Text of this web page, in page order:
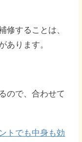
修することは、
あります。
ので、合わせて
トでも中身も効